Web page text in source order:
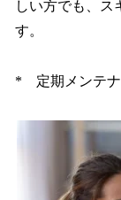
しい方でも、ス
す。
* 定期メンテナ